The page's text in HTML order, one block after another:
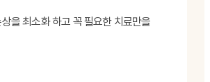
을 최소화 하고 꼭 필요한 치료만을